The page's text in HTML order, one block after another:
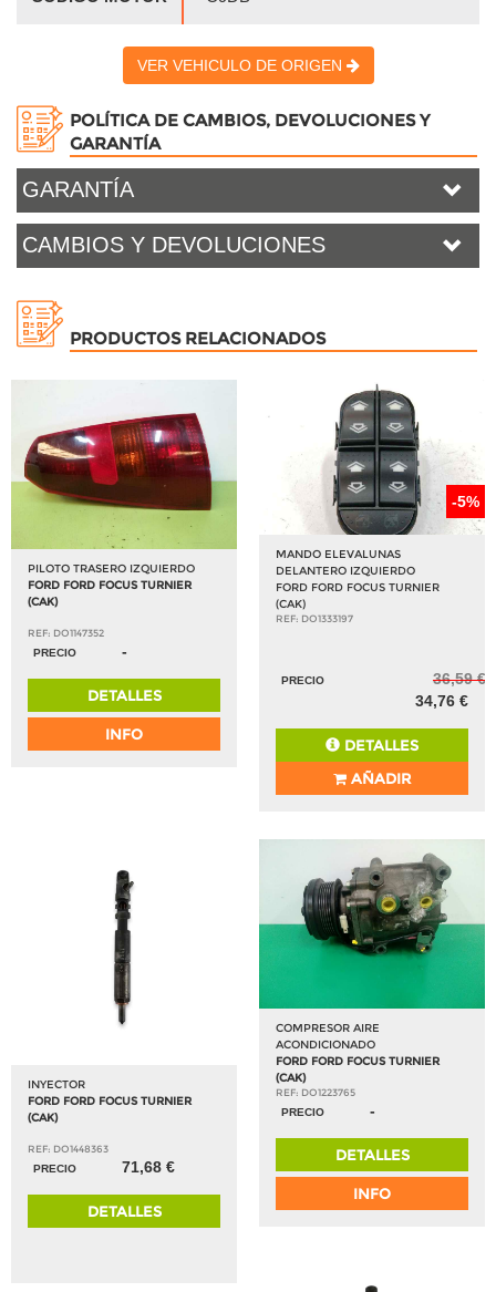
VER VEHICULO DE ORIGEN
POLÍTICA DE CAMBIOS, DEVOLUCIONES Y
GARANTÍA
GARANTÍA
CAMBIOS Y DEVOLUCIONES
PRODUCTOS RELACIONADOS
PILOTO TRASERO IZQUIERDO
FORD FORD FOCUS TURNIER
(CAK)
REF: DO1147352
PRECIO
-
DETALLES
INFO
-5%
MANDO ELEVALUNAS
DELANTERO IZQUIERDO
FORD FORD FOCUS TURNIER
(CAK)
REF: DO1333197
PRECIO
36,59 €
34,76 €
DETALLES
AÑADIR
INYECTOR
FORD FORD FOCUS TURNIER
(CAK)
REF: DO1448363
PRECIO
71,68 €
DETALLES
COMPRESOR AIRE
ACONDICIONADO
FORD FORD FOCUS TURNIER
(CAK)
REF: DO1223765
PRECIO
-
DETALLES
INFO